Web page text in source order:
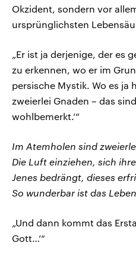
Okzident, sondern vor
ursprünglichsten
„Er ist ja derjenige, der es
zu erkennen, wo er im
persische Mystik. Wo es ja
zweierlei Gnaden – das
wohlbemerkt.‘“
Im Atemholen sind
Die Luft einziehen, sich
Jenes bedrängt, dieses
So wunderbar ist das
„Und dann kommt das
Gott…‘“